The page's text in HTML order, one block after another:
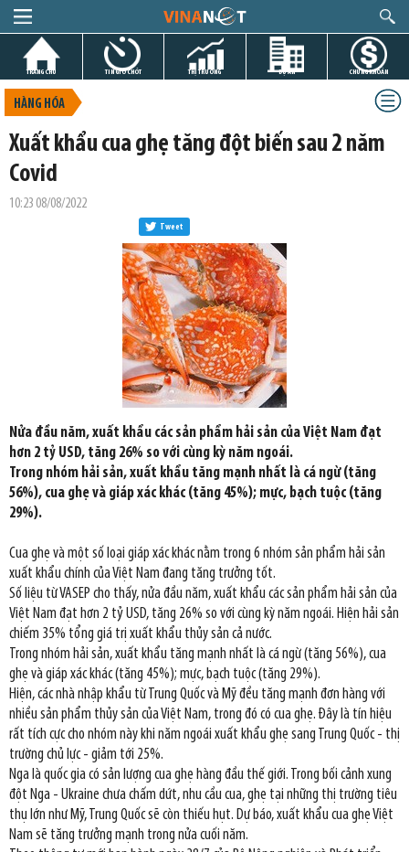
TRANG CHỦ TIN GIỜ CHÓT THỊ TRƯỜNG DỰ ÁN CHỨNG KHOÁN
HÀNG HÓA
Xuất khẩu cua ghẹ tăng đột biến sau 2 năm
Covid
10:23 08/08/2022
Tweet
Nửa đầu năm, xuất khẩu các sản phẩm hải sản của Việt Nam đạt
hơn 2 tỷ USD, tăng 26% so với cùng kỳ năm ngoái.
Trong nhóm hải sản, xuất khẩu tăng mạnh nhất là cá ngừ (tăng
56%), cua ghẹ và giáp xác khác (tăng 45%); mực, bạch tuộc (tăng
29%).
Cua ghẹ và một số loại giáp xác khác nằm trong 6 nhóm sản phẩm hải sản
xuất khẩu chính của Việt Nam đang tăng trưởng tốt.
Số liệu từ VASEP cho thấy, nửa đầu năm, xuất khẩu các sản phẩm hải sản của
Việt Nam đạt hơn 2 tỷ USD, tăng 26% so với cùng kỳ năm ngoái. Hiện hải sản
chiếm 35% tổng giá trị xuất khẩu thủy sản cả nước.
Trong nhóm hải sản, xuất khẩu tăng mạnh nhất là cá ngừ (tăng 56%), cua
ghẹ và giáp xác khác (tăng 45%); mực, bạch tuộc (tăng 29%).
Hiện, các nhà nhập khẩu từ Trung Quốc và Mỹ đều tăng mạnh đơn hàng với
nhiều sản phẩm thủy sản của Việt Nam, trong đó có cua ghẹ. Đây là tín hiệu
rất tích cực cho nhóm này khi năm ngoái xuất khẩu ghẹ sang Trung Quốc - thị
trường chủ lực - giảm tới 25%.
Nga là quốc gia có sản lượng cua ghẹ hàng đầu thế giới. Trong bối cảnh xung
đột Nga - Ukraine chưa chấm dứt, nhu cầu cua, ghẹ tại những thị trường tiêu
thụ lớn như Mỹ, Trung Quốc sẽ còn thiếu hụt. Dự báo, xuất khẩu cua ghẹ Việt
Nam sẽ tăng trưởng mạnh trong nửa cuối năm.